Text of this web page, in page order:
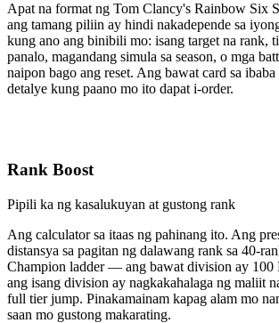
Apat na format ng Tom Clancy's Rainbow Six
ang tamang piliin ay hindi nakadepende sa
kung ano ang binibili mo: isang target na rank,
panalo, magandang simula sa season, o mga
naipon bago ang reset. Ang bawat card sa ibaba
detalye kung paano mo ito dapat i-order.
Rank Boost
Pipili ka ng kasalukuyan at gustong rank
Ang calculator sa itaas ng pahinang ito. Ang
distansya sa pagitan ng dalawang rank sa 40-
Champion ladder — ang bawat division ay 100
ang isang division ay nagkakahalaga ng maliit
full tier jump. Pinakamainam kapag alam mo
saan mo gustong makarating.